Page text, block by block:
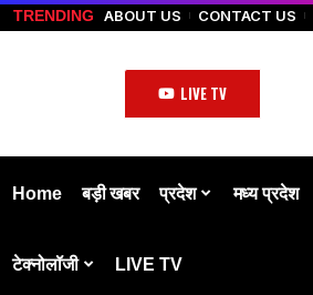
TRENDING ABOUT US CONTACT US
LIVE TV
Home बड़ी खबर प्रदेश मध्य प्रदेश
टेक्नोलॉजी LIVE TV